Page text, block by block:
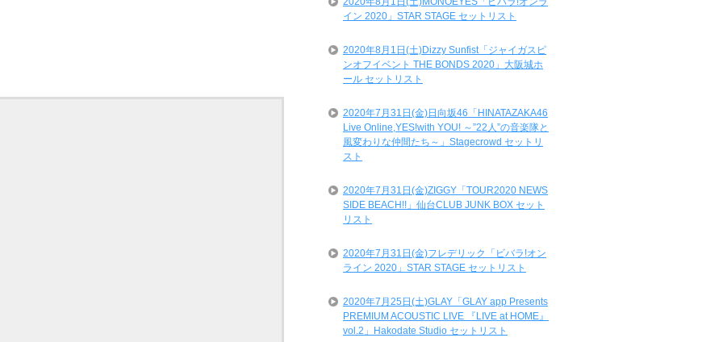
一
イン 2020」STAR STAGE セットリスト
2020年8月1日(土)Dizzy Sunfist「ジャイガスピ
ンオフイベント THE BONDS 2020」大阪城ホ
ール セットリスト
2020年7月31日(金)日向坂46「HINATAZAKA46
Live Online,YES!with YOU! ～”22人”の音楽隊と
風変わりな仲間たち～」Stagecrowd セットリ
スト
2020年7月31日(金)ZIGGY「TOUR2020 NEWS
SIDE BEACH!!」仙台CLUB JUNK BOX セット
リスト
2020年7月31日(金)フレデリック「ビバラ!オン
ライン 2020」STAR STAGE セットリスト
2020年7月25日(土)GLAY「GLAY app Presents
PREMIUM ACOUSTIC LIVE 『LIVE at HOME』
vol.2」Hakodate Studio セットリスト